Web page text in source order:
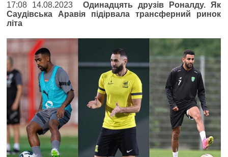
17:08 14.08.2023 Одинадцять друзів Роналду. Як
Саудівська Аравія підірвала трансферний ринок
літа